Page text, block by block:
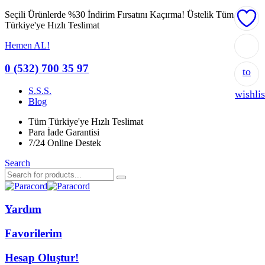
Seçili Ürünlerde %30 İndirim Fırsatını Kaçırma! Üstelik Tüm
Türkiye'ye Hızlı Teslimat
Hemen AL!
0 (532) 700 35 97
S.S.S.
Blog
Tüm Türkiye'ye Hızlı Teslimat
Para İade Garantisi
7/24 Online Destek
Search
Yardım
Favorilerim
Hesap Oluştur!
to